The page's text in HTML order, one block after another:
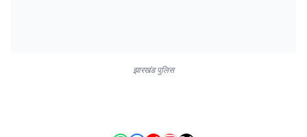
झारखंड पुलिस